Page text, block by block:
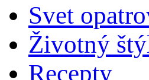
Svet
Životný
Recepty